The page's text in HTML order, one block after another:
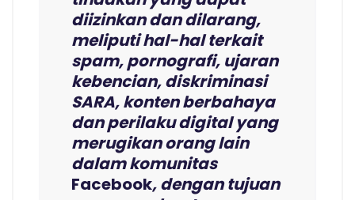
diizinkan dan dilarang,
meliputi hal-hal terkait
spam, pornografi, ujaran
kebencian, diskriminasi
SARA, konten berbahaya
dan perilaku digital yang
merugikan orang lain
dalam komunitas
Facebook, dengan tujuan